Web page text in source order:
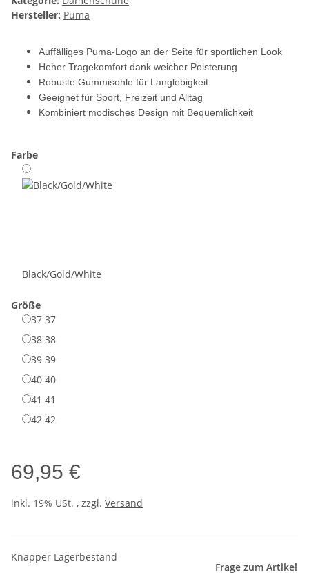
Hersteller: Puma
Auffälliges Puma-Logo an der Seite für sportlichen Look
Hoher Tragekomfort dank weicher Polsterung
Robuste Gummisohle für Langlebigkeit
Geeignet für Sport, Freizeit und Alltag
Kombiniert modisches Design mit Bequemlichkeit
Farbe
Black/Gold/White
Größe
37 37
38 38
39 39
40 40
41 41
42 42
69,95 €
inkl. 19% USt. , zzgl. Versand
Knapper Lagerbestand
Frage zum Artikel